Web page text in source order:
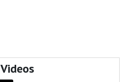
Videos